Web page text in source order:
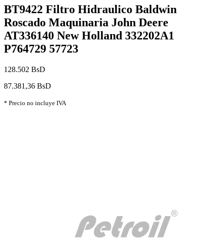
BT9422 Filtro Hidraulico Baldwin
Roscado Maquinaria John Deere
AT336140 New Holland 332202A1
P764729 57723
128.502 BsD
87.381,36 BsD
* Precio no incluye IVA